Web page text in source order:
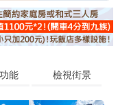
能 檢視街景